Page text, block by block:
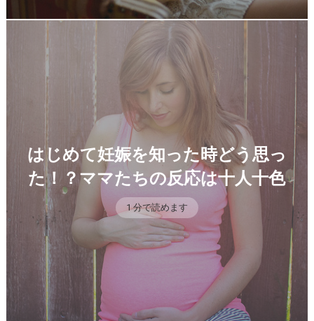
はじめて妊娠を知った時どう思っ
た！？ママたちの反応は十人十色
1 分で読めます